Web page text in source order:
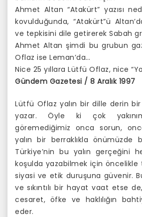
Ahmet Altan “Atakürt” yazısı
kovulduğunda, “Atakürt”ü
ve tepkisini dile getirerek Sabah
Ahmet Altan şimdi bu grubun
Oflaz ise Leman’da…
Nice 25 yıllara Lütfü Oflaz, nice
Gündem Gazetesi / 8 Aralık 1997
Lütfü Oflaz yalın bir dille derin
yazar. Öyle ki çok
göremediğimiz onca sorun,
yalın bir berraklıkla önümüzde
Türkiye’nin bu yalın gerçeğini
koşulda yazabilmek için öncelikle
siyasi ve etik duruşuna güvenir.
ve sıkıntılı bir hayat vaat etse
cesaret, öfke ve haklılığın
eder.